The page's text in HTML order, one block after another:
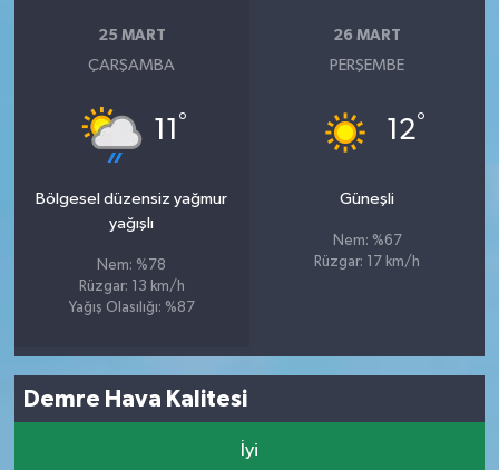
25 MART
ÇARŞAMBA
11 °
Bölgesel düzensiz yağmur
yağışlı
Nem: %78
Rüzgar: 13 km/h
Yağış Olasılığı: %87
26 MART
PERŞEMBE
12°
Güneşli
Nem: %67
Rüzgar: 17 km/h
Demre Hava Kalitesi
İyi